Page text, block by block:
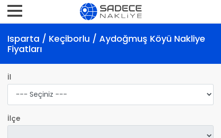
Isparta / Keçiborlu / Aydoğmuş Köyü Nakliye
Fiyatları
İl
İlçe